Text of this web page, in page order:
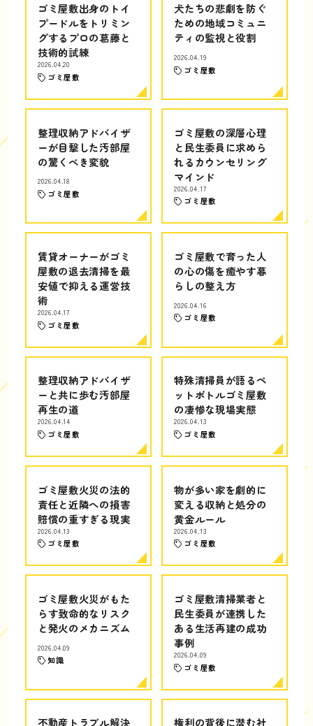
ゴミ屋敷出身のトイ
プードルをトリミン
グするプロの葛藤と
技術的試練
2026.04.20
ゴミ屋敷
犬たちの悲劇を防ぐ
ための地域コミュニ
ティの監視と役割
2026.04.19
ゴミ屋敷
整理収納アドバイザ
ーが目撃した汚部屋
の驚くべき変貌
2026.04.18
ゴミ屋敷
ゴミ屋敷の深層心理
と民生委員に求めら
れるカウンセリング
マインド
2026.04.17
ゴミ屋敷
賃貸オーナーがゴミ
屋敷の退去清掃を最
安値で抑える運営技
術
2026.04.17
ゴミ屋敷
ゴミ屋敷で育った人
の心の傷を癒やす暮
らしの整え方
2026.04.16
ゴミ屋敷
整理収納アドバイザ
ーと共に歩む汚部屋
再生の道
2026.04.14
ゴミ屋敷
特殊清掃員が語るペ
ットボトルゴミ屋敷
の凄惨な現場実態
2026.04.13
ゴミ屋敷
ゴミ屋敷火災の法的
責任と近隣への損害
賠償の重すぎる現実
2026.04.13
ゴミ屋敷
物が多い家を劇的に
変える収納と処分の
黄金ルール
2026.04.13
ゴミ屋敷
ゴミ屋敷火災がもた
らす致命的なリスク
と発火のメカニズム
2026.04.09
知識
ゴミ屋敷清掃業者と
民生委員が連携した
ある生活再建の成功
事例
2026.04.09
ゴミ屋敷
不動産トラブル解決 権利の背後に潜む社